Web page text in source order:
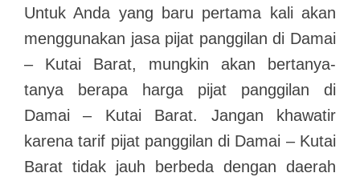
Untuk Anda yang baru pertama kali akan
menggunakan jasa pijat panggilan di Damai
– Kutai Barat, mungkin akan bertanya-
tanya berapa harga pijat panggilan di
Damai – Kutai Barat. Jangan khawatir
karena tarif pijat panggilan di Damai – Kutai
Barat tidak jauh berbeda dengan daerah